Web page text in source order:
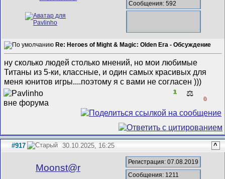
Сообщения: 592
Re: Heroes of Might & Magic: Olden Era - Обсуждение
ну сколько людей столько мнений, но мои любимые
Титаны из 5-ки, классные, и один самых красивых для
меня юнитов игры....поэтому я с вами не согласен )))
1 ⚖️
0
#917 30.10.2025, 16:25 ^
Mооnst@r
Регистрация: 07.08.2019
Сообщения: 1211